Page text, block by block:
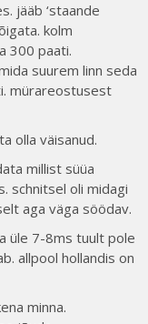
jääb ‘staande
kolm
300 paati.
suurem linn seda
mürareostusest
olla väisanud.
millist süüa
schnitsel oli midagi
aga väga söödav.
üle 7-8ms tuult pole
allpool hollandis on
minna.